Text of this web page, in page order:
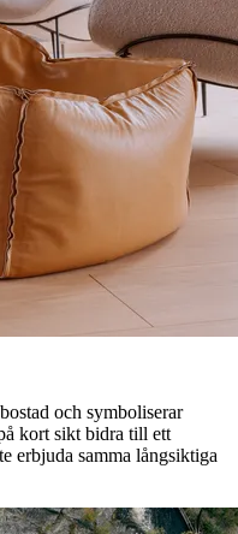
och symboliserar
kort sikt bidra till ett
erbjuda samma långsiktiga